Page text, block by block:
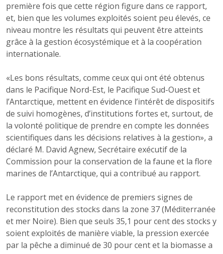
première fois que cette région figure dans ce rapport,
et, bien que les volumes exploités soient peu élevés, ce
niveau montre les résultats qui peuvent être atteints
grâce à la gestion écosystémique et à la coopération
internationale.
«Les bons résultats, comme ceux qui ont été obtenus
dans le Pacifique Nord-Est, le Pacifique Sud-Ouest et
l’Antarctique, mettent en évidence l’intérêt de dispositifs
de suivi homogènes, d’institutions fortes et, surtout, de
la volonté politique de prendre en compte les données
scientifiques dans les décisions relatives à la gestion», a
déclaré M. David Agnew, Secrétaire exécutif de la
Commission pour la conservation de la faune et la flore
marines de l’Antarctique, qui a contribué au rapport.
Le rapport met en évidence de premiers signes de
reconstitution des stocks dans la zone 37 (Méditerranée
et mer Noire). Bien que seuls 35,1 pour cent des stocks y
soient exploités de manière viable, la pression exercée
par la pêche a diminué de 30 pour cent et la biomasse a